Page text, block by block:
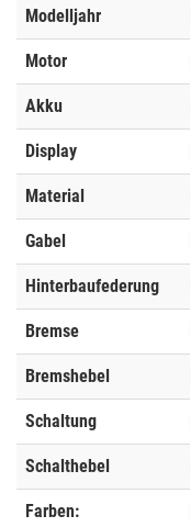
Modelljahr
Motor
Akku
Display
Material
Gabel
Hinterbaufederung
Bremse
Bremshebel
Schaltung
Schalthebel
Farben: